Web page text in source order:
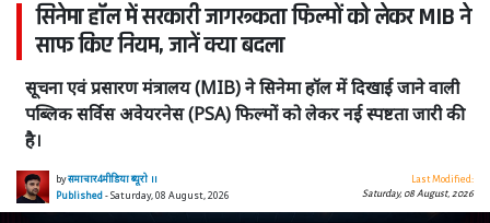
सिनेमा हॉल में सरकारी जागरूकता फिल्मों को लेकर MIB ने
साफ किए नियम, जानें क्या बदला
सूचना एवं प्रसारण मंत्रालय (MIB) ने सिनेमा हॉल में दिखाई जाने वाली
पब्लिक सर्विस अवेयरनेस (PSA) फिल्मों को लेकर नई स्पष्टता जारी की
है।
byसमाचार4मीडिया ब्यूरो ।।
Published- Saturday, 08 August, 2026
Last Modified:
Saturday, 08 August, 2026